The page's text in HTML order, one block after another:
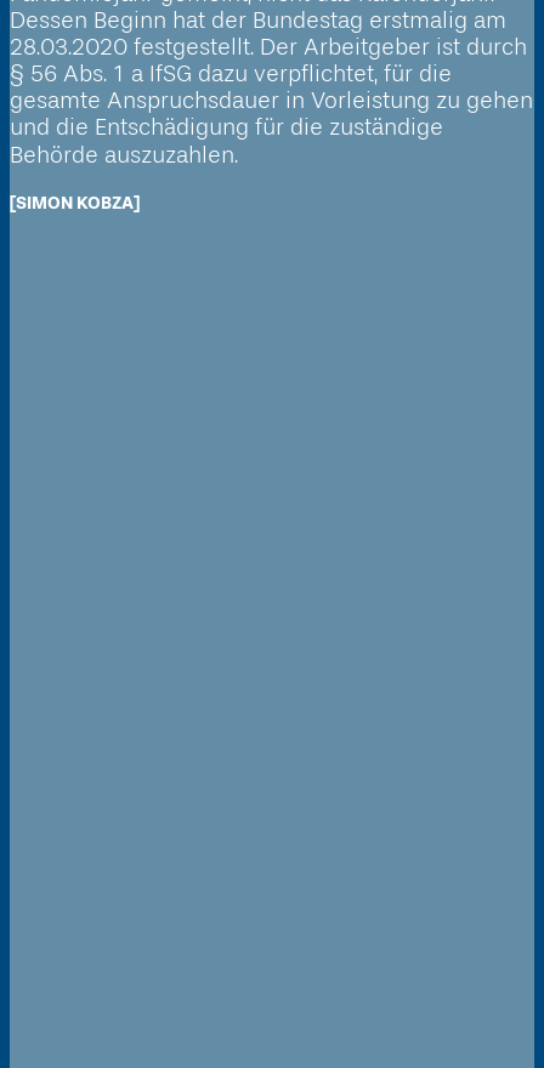
Dessen Beginn hat der Bundestag erstmalig am
28.03.2020 festgestellt. Der Arbeitgeber ist durch
§ 56 Abs. 1 a IfSG dazu verpflichtet, für die
gesamte Anspruchsdauer in Vorleistung zu gehen
und die Entschädigung für die zuständige
Behörde auszuzahlen.
[SIMON KOBZA]